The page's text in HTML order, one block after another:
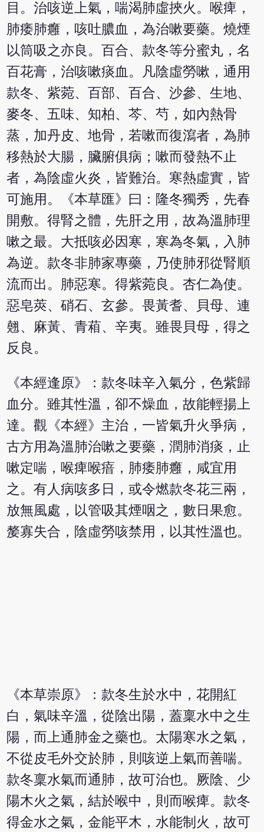
目。治咳逆上氣，喘渴肺虛挾火。喉痺，
肺痿肺癰，咳吐膿血，為治嗽要藥。燒煙
以筒吸之亦良。百合、款冬等分蜜丸，名
百花膏，治咳嗽痰血。凡陰虛勞嗽，通用
款冬、紫菀、百部、百合、沙參、生地、
麥冬、五味、知柏、芩、芍，如內熱骨
蒸，加丹皮、地骨，若嗽而復瀉者，為肺
移熱於大腸，臟腑俱病；嗽而發熱不止
者，為陰虛火炎，皆難治。寒熱虛實，皆
可施用。《本草匯》曰：隆冬獨秀，先春
開敷。得腎之體，先肝之用，故為溫肺理
嗽之最。大抵咳必因寒，寒為冬氣，入肺
為逆。款冬非肺家專藥，乃使肺邪從腎順
流而出。肺惡寒。得紫菀良。杏仁為使。
惡皂莢、硝石、玄參。畏黃耆、貝母、連
翹、麻黃、青葙、辛夷。雖畏貝母，得之
反良。
《本經逢原》：款冬味辛入氣分，色紫歸
血分。雖其性溫，卻不燥血，故能輕揚上
達。觀《本經》主治，一皆氣升火爭病，
古方用為溫肺治嗽之要藥，潤肺消痰，止
嗽定喘，喉痺喉瘖，肺痿肺癰，咸宜用
之。有人病咳多日，或令燃款冬花三兩，
放無風處，以管吸其煙咽之，數日果愈。
嫠寡失合，陰虛勞咳禁用，以其性溫也。
《本草崇原》：款冬生於水中，花開紅
白，氣味辛溫，從陰出陽，蓋稟水中之生
陽，而上通肺金之藥也。太陽寒水之氣，
不從皮毛外交於肺，則咳逆上氣而善喘。
款冬稟水氣而通肺，故可治也。厥陰、少
陽木火之氣，結於喉中，則而喉痺。款冬
得金水之氣，金能平木，水能制火，故可